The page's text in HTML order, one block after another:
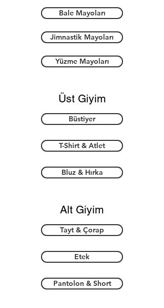
Bale Mayoları
Jimnastik Mayoları
Yüzme Mayoları
Üst Giyim
Büstiyer
T-Shirt & Atlet
Bluz & Hırka
Alt Giyim
Tayt & Çorap
Etek
Pantolon & Short